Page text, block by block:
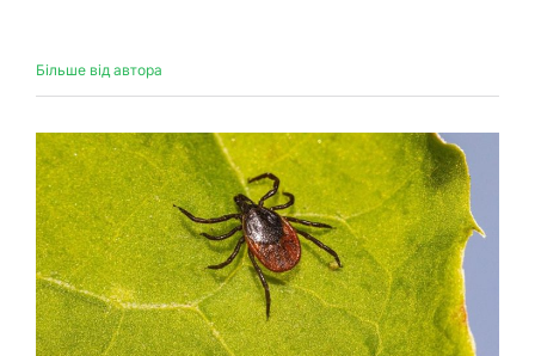
Більше від автора